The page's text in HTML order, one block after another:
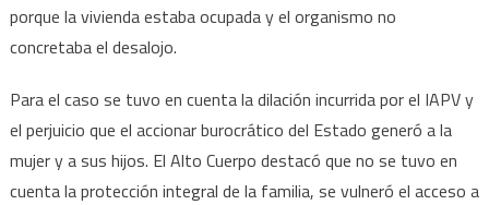
porque la vivienda estaba ocupada y el organismo no
concretaba el desalojo.
Para el caso se tuvo en cuenta la dilación incurrida por el IAPV y
el perjuicio que el accionar burocrático del Estado generó a la
mujer y a sus hijos. El Alto Cuerpo destacó que no se tuvo en
cuenta la protección integral de la familia, se vulneró el acceso a